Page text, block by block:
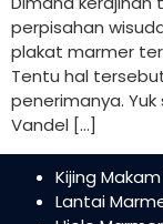
perpisahan
plakat marmer
Tentu hal
penerimanya.
Vandel […]
Kijing
Lantai